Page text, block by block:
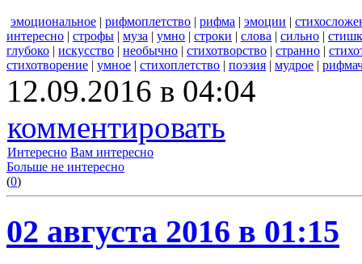
эмоциональное | рифмоплетство | рифма | эмоции |
интересно | строфы | муза | умно | строки | слова | сильно |
глубоко | искусство | необычно | стихотворство | странно |
стихотворение | умное | стихоплетство | поэзия | мудрое |
12.09.2016 в 04:04
комментировать
Интересно Вам интересно
Больше не интересно
(0)
02 августа 2016 в 01:15